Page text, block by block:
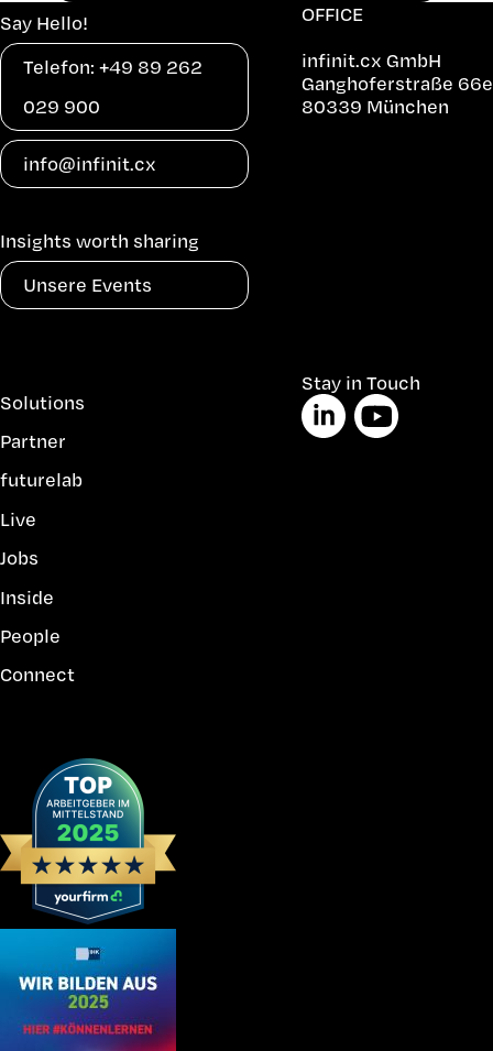
Say Hello!
Telefon: +49 89 262
029 900
info@infinit.cx
Insights worth sharing
Unsere Events
OFFICE
infinit.cx GmbH
Ganghoferstraße 66e
80339 München
überspringen
Solutions
Partner
futurelab
Live
Jobs
Inside
People
Connect
Stay in Touch